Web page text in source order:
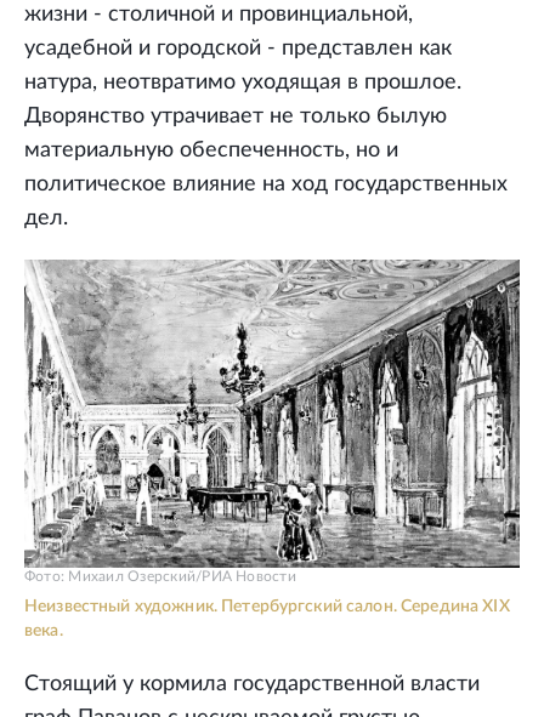
жизни - столичной и провинциальной,
усадебной и городской - представлен как
натура, неотвратимо уходящая в прошлое.
Дворянство утрачивает не только былую
материальную обеспеченность, но и
политическое влияние на ход государственных
дел.
Неизвестный художник. Петербургский салон. Середина XIX
века.
Фото: Михаил Озерский/РИА Новости
Стоящий у кормила государственной власти